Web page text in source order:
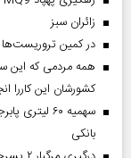
‌زائران سبز
در کمین
همه مردمی که این
کشورشان این کاررا
سهمیه ۶۰
بانکی